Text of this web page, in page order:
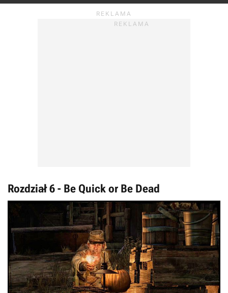
Rozdział 6 - Be Quick or Be Dead